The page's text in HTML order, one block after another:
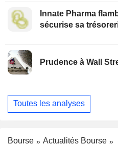
Innate Pharma
sécurise sa
Prudence à Wall
Toutes les analyses
Bourse
Actualités Bourse